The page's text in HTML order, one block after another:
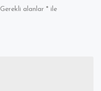
Gerekli alanlar * ile